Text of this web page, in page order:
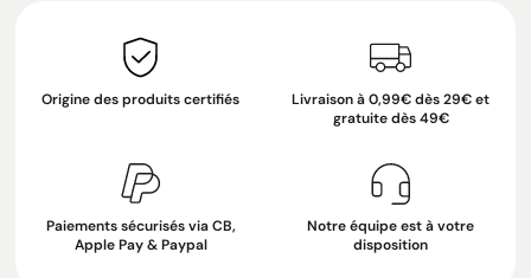
Origine des produits certifiés
Livraison à 0,99€ dès 29€ et
gratuite dès 49€
Paiements sécurisés via CB,
Apple Pay & Paypal
Notre équipe est à votre
disposition